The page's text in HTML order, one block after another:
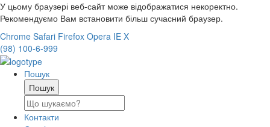
У цьому браузері веб-сайт може відображатися некоректно.
Рекомендуємо Вам встановити більш сучасний браузер.
Chrome Safari Firefox Opera IE X
(98) 100-6-999
Пошук
Контакти